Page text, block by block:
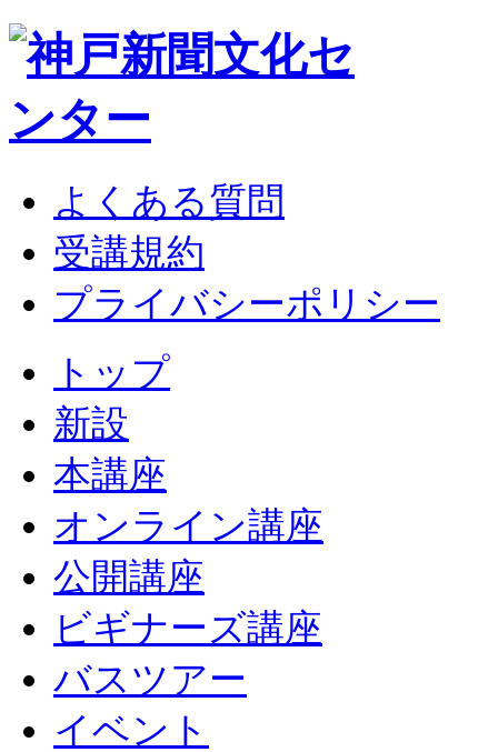
よくある質問
受講規約
プライバシーポリシー
トップ
新設
本講座
オンライン講座
公開講座
ビギナーズ講座
バスツアー
イベント